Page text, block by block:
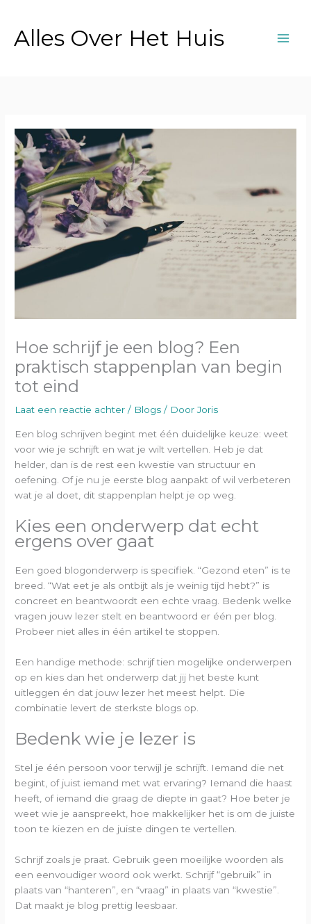
Alles Over Het Huis
Hoe schrijf je een blog? Een
praktisch stappenplan van begin
tot eind
Laat een reactie achter / Blogs / DoorJoris
Een blog schrijven begint met één duidelijke keuze: weet
voor wie je schrijft en wat je wilt vertellen. Heb je dat
helder, dan is de rest een kwestie van structuur en
oefening. Of je nu je eerste blog aanpakt of wil verbeteren
wat je al doet, dit stappenplan helpt je op weg.
Kies een onderwerp dat echt
ergens over gaat
Een goed blogonderwerp is specifiek. “Gezond eten” is te
breed. “Wat eet je als ontbijt als je weinig tijd hebt?” is
concreet en beantwoordt een echte vraag. Bedenk welke
vragen jouw lezer stelt en beantwoord er één per blog.
Probeer niet alles in één artikel te stoppen.
Een handige methode: schrijf tien mogelijke onderwerpen
op en kies dan het onderwerp dat jij het beste kunt
uitleggen én dat jouw lezer het meest helpt. Die
combinatie levert de sterkste blogs op.
Bedenk wie je lezer is
Stel je één persoon voor terwijl je schrijft. Iemand die net
begint, of juist iemand met wat ervaring? Iemand die haast
heeft, of iemand die graag de diepte in gaat? Hoe beter je
weet wie je aanspreekt, hoe makkelijker het is om de juiste
toon te kiezen en de juiste dingen te vertellen.
Schrijf zoals je praat. Gebruik geen moeilijke woorden als
een eenvoudiger woord ook werkt. Schrijf “gebruik” in
plaats van “hanteren”, en “vraag” in plaats van “kwestie”.
Dat maakt je blog prettig leesbaar.